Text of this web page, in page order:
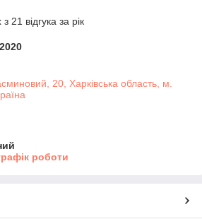
21 відгука за рік
20, Харківська область, м.
роботи